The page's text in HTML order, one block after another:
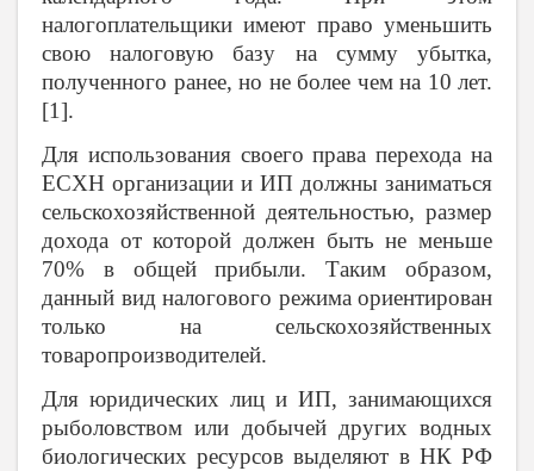
налогоплательщики имеют право уменьшить
свою налоговую базу на сумму убытка,
полученного ранее, но не более чем на 10 лет.
[1].
Для использования своего права перехода на
ЕСХН организации и ИП должны заниматься
сельскохозяйственной деятельностью, размер
дохода от которой должен быть не меньше
70% в общей прибыли. Таким образом,
данный вид налогового режима ориентирован
только на сельскохозяйственных
товаропроизводителей.
Для юридических лиц и ИП, занимающихся
рыболовством или добычей других водных
биологических ресурсов выделяют в НК РФ